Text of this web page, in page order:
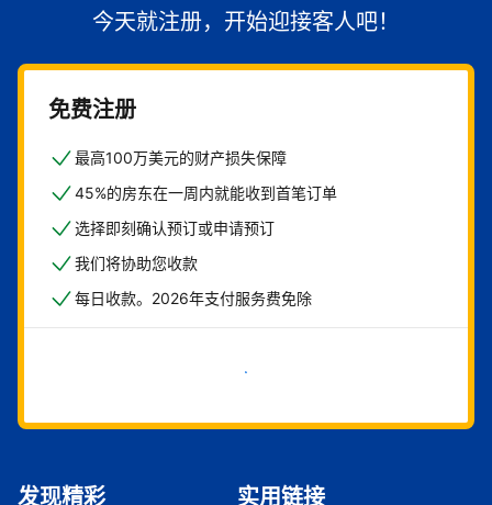
今天就注册，开始迎接客人吧！
免费注册
最高100万美元的财产损失保障
45%的房东在一周内就能收到首笔订单
选择即刻确认预订或申请预订
我们将协助您收款
每日收款。2026年支付服务费免除
立即开始
发现精彩 实用链接